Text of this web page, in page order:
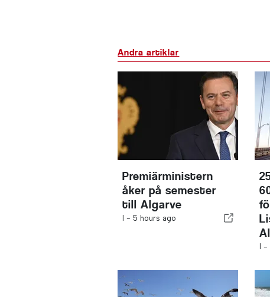
Andra artiklar
Premiärministern
åker på semester
till Algarve
I -5 hours ago
I -